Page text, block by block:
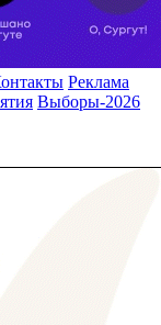
Реклама
Выборы-2026